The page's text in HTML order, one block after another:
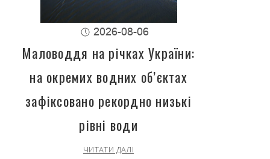
2026-08-06
Маловоддя на річках України:
на окремих водних об’єктах
зафіксовано рекордно низькі
рівні води
ЧИТАТИ ДАЛІ